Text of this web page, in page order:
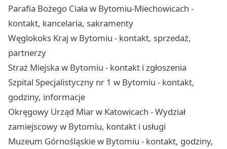
Parafia Bożego Ciała w Bytomiu-Miechowicach -
kontakt, kancelaria, sakramenty
Węglokoks Kraj w Bytomiu - kontakt, sprzedaż,
partnerzy
Straż Miejska w Bytomiu - kontakt i zgłoszenia
Szpital Specjalistyczny nr 1 w Bytomiu - kontakt,
godziny, informacje
Okręgowy Urząd Miar w Katowicach - Wydział
zamiejscowy w Bytomiu, kontakt i usługi
Muzeum Górnośląskie w Bytomiu - kontakt, godziny,